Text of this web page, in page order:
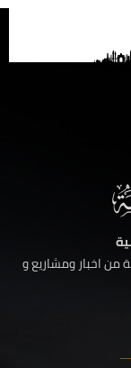
من اخبار ومشاريع و